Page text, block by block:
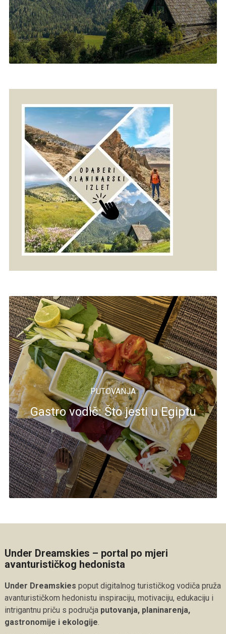
PUTOVANJA
Gastro vodič: Što jesti u Egiptu
Under Dreamskies – portal po mjeri
avanturističkog hedonista
Under Dreamskies poput digitalnog turističkog vodiča pruža
avanturističkom hedonistu inspiraciju, motivaciju, edukaciju i
intrigantnu priču s područja putovanja, planinarenja,
gastronomije i ekologije.